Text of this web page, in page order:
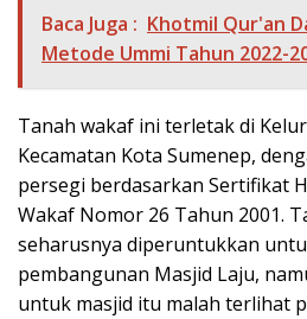
Baca Juga : Khotmil Qur'an
Metode Ummi Tahun 2022-
Tanah wakaf ini terletak di
Kecamatan Kota Sumenep,
persegi berdasarkan Sertifikat
Wakaf Nomor 26 Tahun 2001.
seharusnya diperuntukkan
pembangunan Masjid Laju,
untuk masjid itu malah terlihat